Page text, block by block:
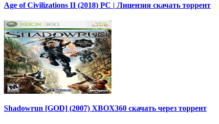
Age of Civilizations II (2018) PC | Лицензия скачать торрент
Shadowrun [GOD] (2007) XBOX360 скачать через торрент